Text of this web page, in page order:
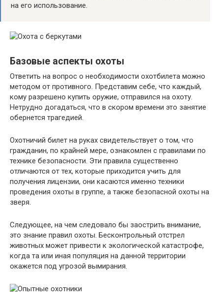
на его использование.
Базовые аспекты охоты
Ответить на вопрос о необходимости охотбилета можно
методом от противного. Представим себе, что каждый,
кому разрешено купить оружие, отправился на охоту.
Нетрудно догадаться, что в скором времени это занятие
обернется трагедией.
Охотничий билет на руках свидетельствует о том, что
гражданин, по крайней мере, ознакомлен с правилами по
технике безопасности. Эти правила существенно
отличаются от тех, которые приходится учить для
получения лицензии, они касаются именно техники
проведения охоты в группе, а также безопасной охоты на
зверя.
Следующее, на чем следовало бы заострить внимание,
это знание правил охоты. Бесконтрольный отстрел
животных может привести к экологической катастрофе,
когда та или иная популяция на данной территории
окажется под угрозой вымирания.